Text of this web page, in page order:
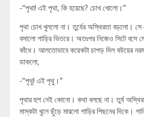
-“পৃথা! এই পৃথা, কি হয়েছে? চোখ খোলো।”
পৃথা চোখ খুললো না। তুর্যের অস্থিরতা বড়লো। সে
বসালো গাড়ির ভিতরে। অতঃপর নিজেও সিটে বসে
কাঁধে। আলতোভাবে কয়েকটা চাপড় দিল বউয়ের
ডাকলো,
-“পৃথু! এই পৃথু।”
পৃথার হুশ নেই কোনো। কথা বলছে না। তুর্য
মাস্কটা খুলে ছুঁড়ে মারলো গাড়ির পিছনের দিকে।